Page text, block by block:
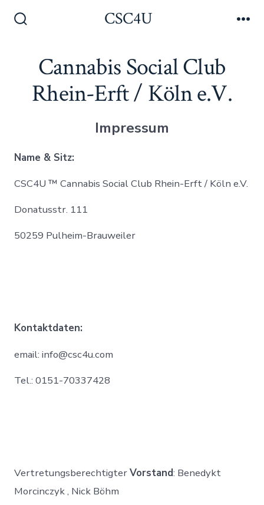
Inhalt
CSC4U
Cannabis Social Club
Rhein-Erft / Köln e.V.
Impressum
Name & Sitz:
CSC4U ™ Cannabis Social Club Rhein-Erft / Köln e.V.
Donatusstr. 111
50259 Pulheim-Brauweiler
Kontaktdaten:
email: info@csc4u.com
Tel.: 0151-70337428
VertretungsberechtigterVorstand: Benedykt
Morcinczyk , Nick Böhm